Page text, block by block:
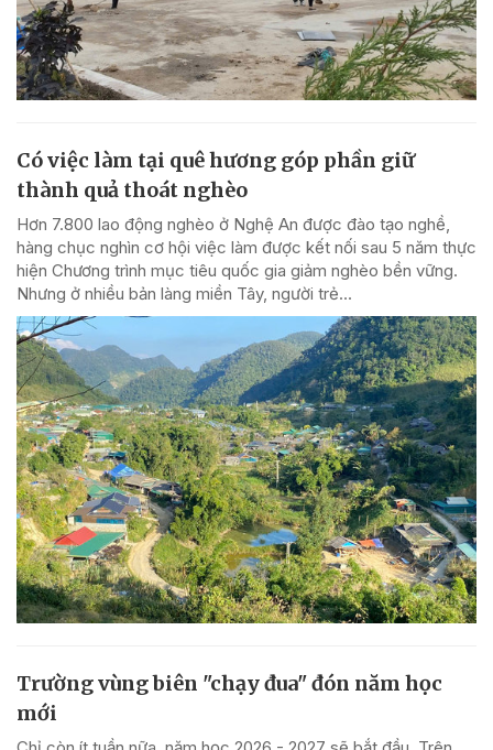
Có việc làm tại quê hương góp phần giữ
thành quả thoát nghèo
Hơn 7.800 lao động nghèo ở Nghệ An được đào tạo nghề,
hàng chục nghìn cơ hội việc làm được kết nối sau 5 năm thực
hiện Chương trình mục tiêu quốc gia giảm nghèo bền vững.
Nhưng ở nhiều bản làng miền Tây, người trẻ...
Trường vùng biên "chạy đua" đón năm học
mới